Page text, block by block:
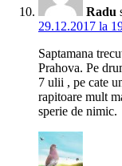
Radu
29.12.2017 la
Saptamana
Prahova. Pe
7 ulii , pe cate
rapitoare mult
sperie de nimic.